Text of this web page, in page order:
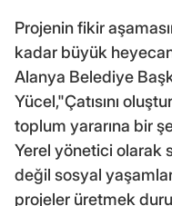
Projenin fikir
kadar büyük
Alanya Belediye
Yücel,"Çatısını
toplum yararına bir
Yerel yönetici olarak
değil sosyal
projeler üretmek